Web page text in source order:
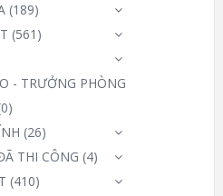
(189)
(561)
- TRƯỞNG PHÒNG
(26)
THI CÔNG (4)
(410)